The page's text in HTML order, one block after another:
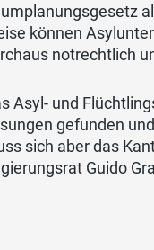
können
notrechtlich
Asyl- und
gefunden
sich aber das
Guido